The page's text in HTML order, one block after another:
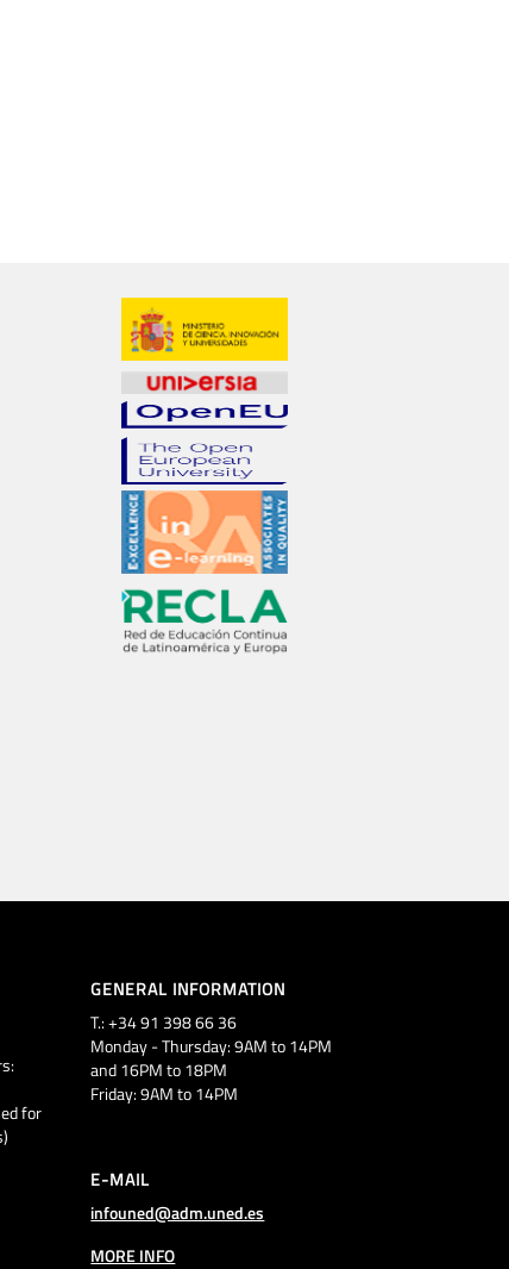
for
GENERAL INFORMATION
T.: +34 91 398 66 36
Monday - Thursday: 9AM to 14PM
and 16PM to 18PM
Friday: 9AM to 14PM
E-MAIL
infouned@adm.uned.es
MORE INFO